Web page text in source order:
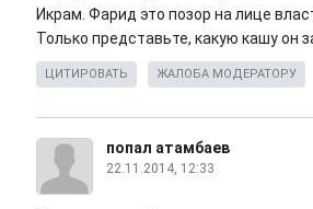
Икрам. Фарид это позор на лице
Только представьте, какую кашу он
ЦИТИРОВАТЬ ЖАЛОБА МОДЕРАТОРУ
попал атамбаев
22.11.2014, 12:33